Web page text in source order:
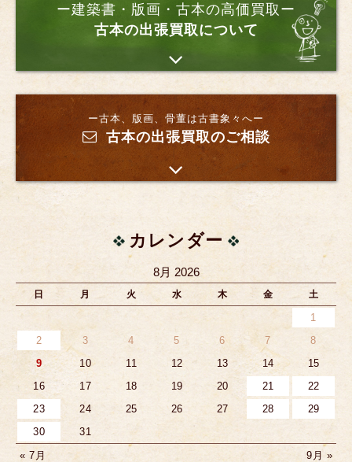
ー建築書・版画・古本の高価買取ー
古本の出張買取について
ー古本、版画、骨董は古書象々へー
古本の出張買取のご相談
カレンダー
8月 2026
日 月 火 水 木 金 土
1
2
3 4 5 6 7
8
9
10 11 12 13 14
15
16
17 18 19 20 21
22
23
24 25 26 27 28
29
30
31
« 7月
9月 »